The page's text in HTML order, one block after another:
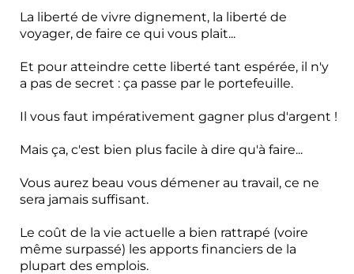
La liberté de vivre dignement, la liberté de
voyager, de faire ce qui vous plait...
Et pour atteindre cette liberté tant espérée, il n'y
a pas de secret : ça passe par le portefeuille.
Il vous faut impérativement gagner plus d'argent !
Mais ça, c'est bien plus facile à dire qu'à faire...
Vous aurez beau vous démener au travail, ce ne
sera jamais suffisant.
Le coût de la vie actuelle a bien rattrapé (voire
même surpassé) les apports financiers de la
plupart des emplois.